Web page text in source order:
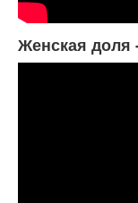
Женская доля